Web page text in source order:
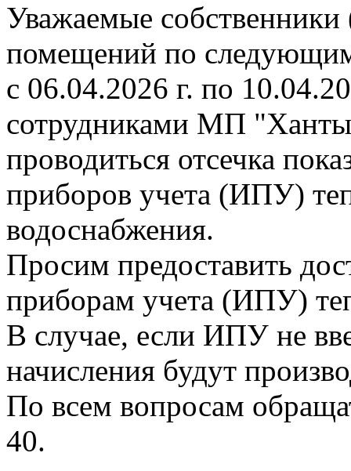
Уважаемые
помещений по
с 06.04.2026 г. по
сотрудниками МП
проводиться отсечка
приборов учета (ИПУ)
водоснабжения.
Просим предоставить
приборам учета (ИПУ)
В случае, если ИПУ не
начисления будут
По всем вопросам
40.